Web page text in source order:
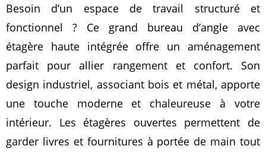
Besoin d’un espace de travail structuré et
fonctionnel ? Ce grand bureau d’angle avec
étagère haute intégrée offre un aménagement
parfait pour allier rangement et confort. Son
design industriel, associant bois et métal, apporte
une touche moderne et chaleureuse à votre
intérieur. Les étagères ouvertes permettent de
garder livres et fournitures à portée de main tout